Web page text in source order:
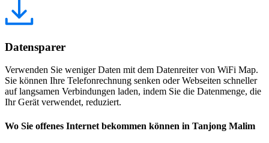
Datensparer
Verwenden Sie weniger Daten mit dem Datenreiter von WiFi Map.
Sie können Ihre Telefonrechnung senken oder Webseiten schneller
auf langsamen Verbindungen laden, indem Sie die Datenmenge, die
Ihr Gerät verwendet, reduziert.
Wo Sie offenes Internet bekommen können in Tanjong Malim